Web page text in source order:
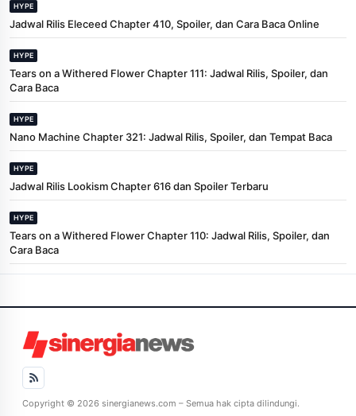
HYPE
Jadwal Rilis Eleceed Chapter 410, Spoiler, dan Cara Baca Online
HYPE
Tears on a Withered Flower Chapter 111: Jadwal Rilis, Spoiler, dan
Cara Baca
HYPE
Nano Machine Chapter 321: Jadwal Rilis, Spoiler, dan Tempat Baca
HYPE
Jadwal Rilis Lookism Chapter 616 dan Spoiler Terbaru
HYPE
Tears on a Withered Flower Chapter 110: Jadwal Rilis, Spoiler, dan
Cara Baca
Copyright © 2026 sinergianews.com – Semua hak cipta dilindungi.